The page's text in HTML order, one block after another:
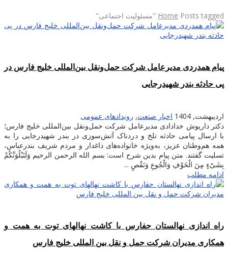
Home Posts tagged "مسئولیت اجتماعی"
پیام همدردی مدیرعامل شرکت حمل‌ونقل بین‌المللی خلیج فارس در
پی حادثه بندر شهیدرجایی
اردیبهشت, 1404 اخبار صنعت, رویدادهای عمومی
دکتر داریوش خدادادی مدیرعامل شرکت حمل‌ونقل بین‌المللی خلیج فارس؛
با ارسال پیامی حادثه تلخ و دردناک آتش‌سوزی در بندر شهیدرجایی را به
همه هم‌وطنان عزیز، به‌ویژه خانواده‌های داغدار و مردم شریف بندرعباس،
تسلیت گفتند. متن پیام بدین شرح است: بسم الله الرحمن الرحیم وَلَنَبْلُوَنَّکُمْ
بِشَیْءٍ مِنَ الْخَوْفِ وَالْجُوعِ وَنَقْصٍ ...
ادامه مطلب
راه اندازی نهالستان حفارس با کاشت نهالهای توت به همت و
همکاری مدیران شرکت حمل و نقل بین المللی خلیج فارس